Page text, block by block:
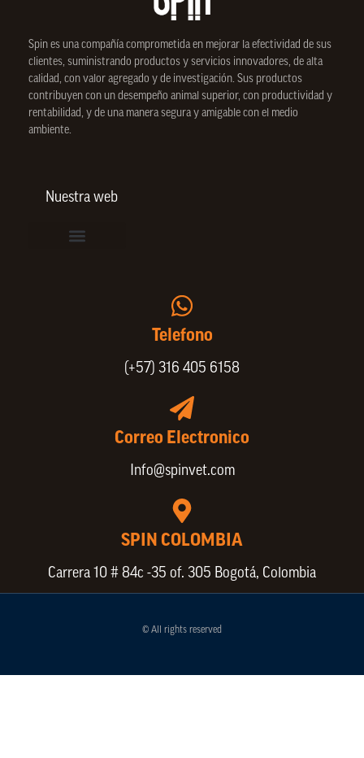
Spin es una compañía comprometida en mejorar la efectividad de sus
clientes, suministrando productos y servicios innovadores, de alta
calidad, con valor agregado y de investigación. Sus productos
contribuyen con un desempeño animal superior, con productividad y
rentabilidad, y de una manera segura y amigable con el medio
ambiente.
Nuestra web
Telefono
(+57) 316 405 6158
Correo Electronico
Info@spinvet.com
SPIN COLOMBIA
Carrera 10 # 84c -35 of. 305 Bogotá, Colombia
© All rights reserved